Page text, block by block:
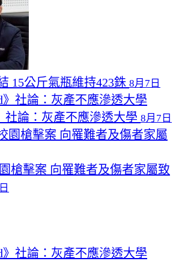
15公斤氣瓶維持423銖 8月7日
社論：灰產不應滲透大學 8月7日
槍擊案 向罹難者及傷者家屬致